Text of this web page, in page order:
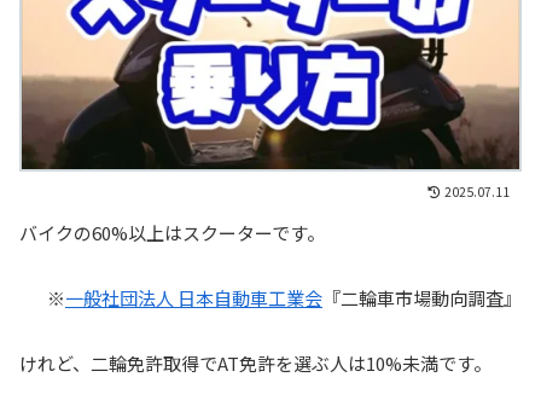
2025.07.11
バイクの60%以上はスクーターです。
※一般社団法人 日本自動車工業会 『二輪車市場動向調査』
けれど、二輪免許取得でAT免許を選ぶ人は10%未満です。